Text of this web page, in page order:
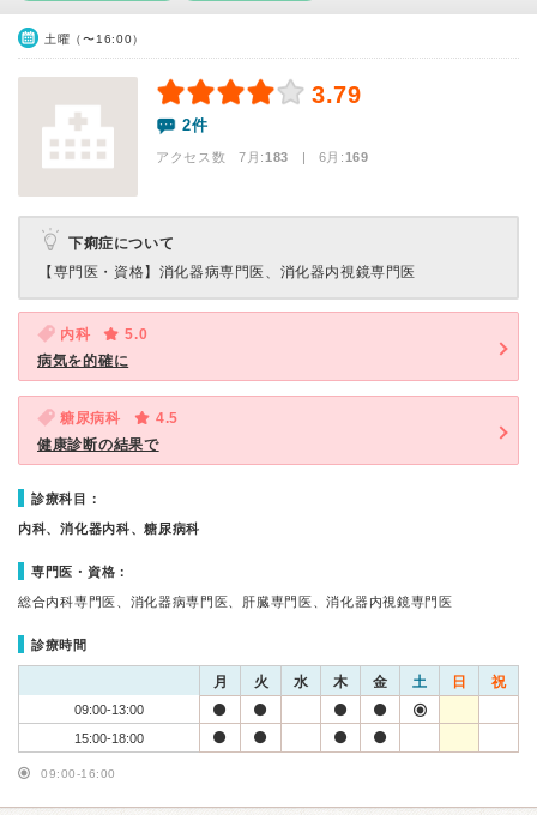
土曜（〜16:00）
3.79
2件
アクセス数 7月:183 | 6月:169
下痢症について
【専門医・資格】 消化器病専門医、消化器内視鏡専門医
内科
5.0
病気を的確に
糖尿病科
4.5
健康診断の結果で
診療科目：
内科、消化器内科、糖尿病科
専門医・資格：
総合内科専門医、消化器病専門医、肝臓専門医、消化器内視鏡専門医
診療時間
月 火 水 木 金 土 日 祝
09:00-13:00
15:00-18:00
09:00-16:00